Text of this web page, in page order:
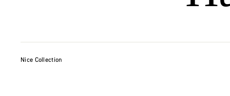
Nice Collection